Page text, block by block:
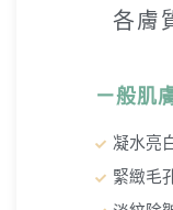
各膚
ㄧ般肌
凝水亮
緊緻毛